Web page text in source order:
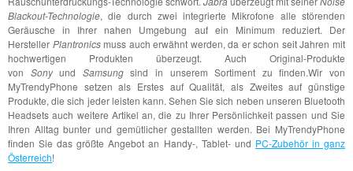
Blackout-Technologie, die durch zwei integrierte Mikrofone alle störenden
Geräusche in Ihrer nahen Umgebung auf ein Minimum reduziert. Der
Hersteller Plantronics muss auch erwähnt werden, da er schon seit Jahren mit
hochwertigen Produkten überzeugt. Auch Original-Produkte
von Sonyund Samsungsind in unserem Sortiment zu finden.Wir von
MyTrendyPhone setzen als Erstes auf Qualität, als Zweites auf günstige
Produkte, die sich jeder leisten kann. Sehen Sie sich neben unseren Bluetooth
Headsets auch weitere Artikel an, die zu Ihrer Persönlichkeit passen und Sie
Ihren Alltag bunter und gemütlicher gestallten werden. Bei MyTrendyPhone
finden Sie das größte Angebot an Handy-, Tablet- und PC-Zubehör in ganz
Österreich!